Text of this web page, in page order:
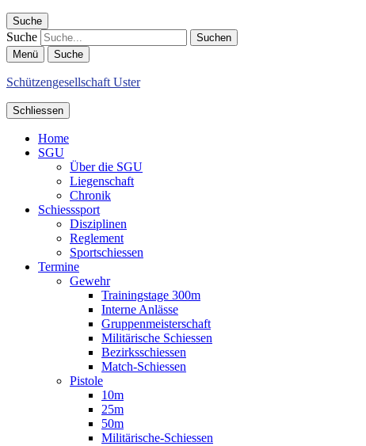
Suche
Suche
Menü Suche
Schützengesellschaft Uster
Schliessen
Home
SGU
Über die SGU
Liegenschaft
Chronik
Schiesssport
Disziplinen
Reglement
Sportschiessen
Termine
Gewehr
Trainingstage 300m
Interne Anlässe
Gruppenmeisterschaft
Militärische Schiessen
Bezirksschiessen
Match-Schiessen
Pistole
10m
25m
50m
Militärische-Schiessen